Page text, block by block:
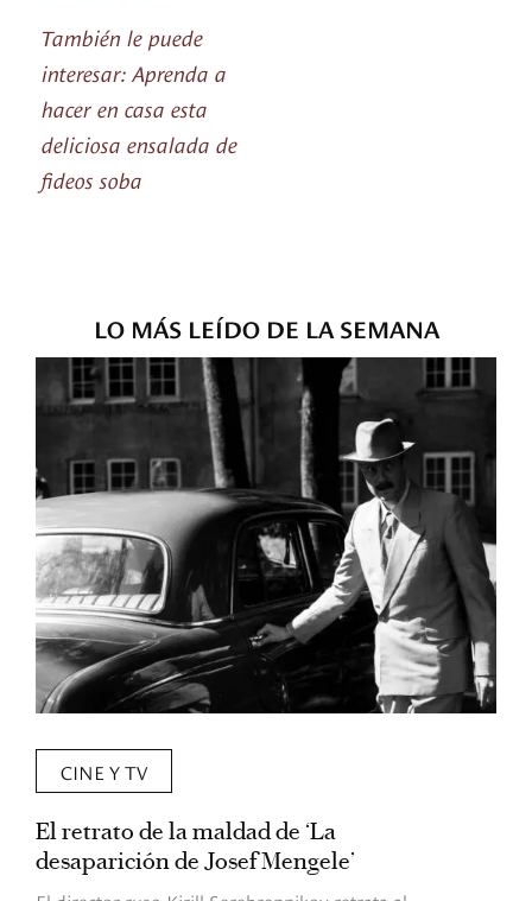
También le puede
interesar: Aprenda a
hacer en casa esta
deliciosa ensalada de
fideos soba
LO MÁS LEÍDO DE LA SEMANA
CINE Y TV
El retrato de la maldad de ‘La
desaparición de Josef Mengele’